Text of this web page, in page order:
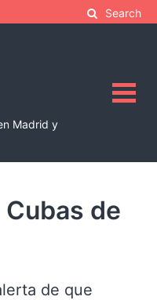
Search
Madrid y
de
de que